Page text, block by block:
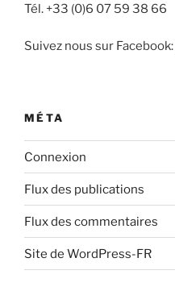
Tél. +33 (0)6 07 59 38 66
Suivez nous sur Facebook:
MÉTA
Connexion
Flux des publications
Flux des commentaires
Site de WordPress-FR